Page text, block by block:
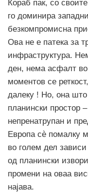
Кораб пак, со
го доминира
безкомпромисна
Ова не е патека за
инфраструктура.
ден, нема асфалт
моментов се
далеку ! Но, она што
планински простор
непренатрупан и
Европа сè помалку
во голем дел
од планински
промени на оваа
најава.